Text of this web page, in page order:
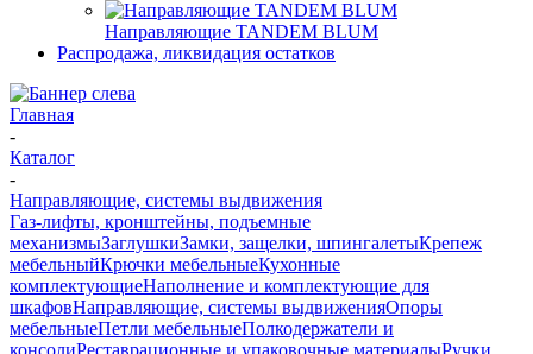
Направляющие TANDEM BLUM
Распродажа, ликвидация остатков
Главная
-
Каталог
-
Направляющие, системы выдвижения
Газ-лифты, кронштейны, подъемные
механизмыЗаглушкиЗамки, защелки, шпингалетыКрепеж
мебельныйКрючки мебельныеКухонные
комплектующиеНаполнение и комплектующие для
шкафовНаправляющие, системы выдвиженияОпоры
мебельныеПетли мебельныеПолкодержатели и
консолиРеставрационные и упаковочные материалыРучки